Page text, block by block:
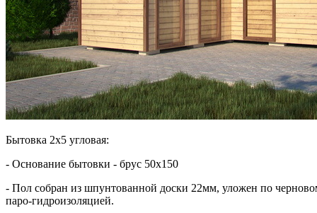
Бытовка 2х5 угловая:
- Основание бытовки - брус 50х150
- Пол собран из шпунтованной доски 22мм, уложен по
паро-гидроизоляцией.